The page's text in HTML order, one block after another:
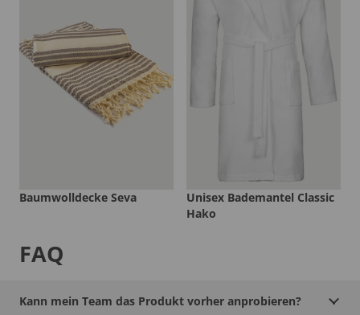
Baumwolldecke Seva
Unisex Bademantel Classic
Hako
FAQ
Kann mein Team das Produkt vorher anprobieren?